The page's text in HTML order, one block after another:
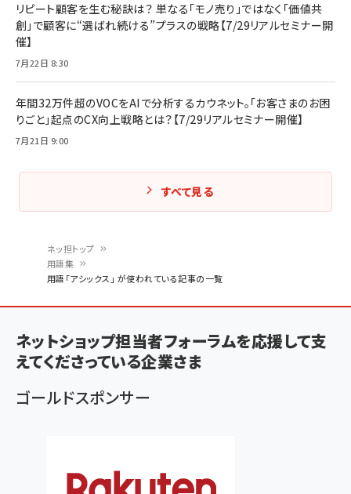
ン
く
ず
ネッ担トップ
用語集
用語「アシックス」 が使われている記事の一覧
リピート顧客を生む秘訣は？ 単なる「モノ売り」ではなく「価値共
創」で顧客に“選ばれ続ける”プラスの戦略【7/29リアルセミナー開
催】
7月22日 8:30
年間32万件超のVOCをAIで分析するカウネット。「お客さまのお困
りごと」起点のCX向上戦略とは？【7/29リアルセミナー開催】
7月21日 9:00
すべて見る
ネットショップ担当者フォーラムを応援して支
えてくださっている企業さま
ゴールドスポンサー